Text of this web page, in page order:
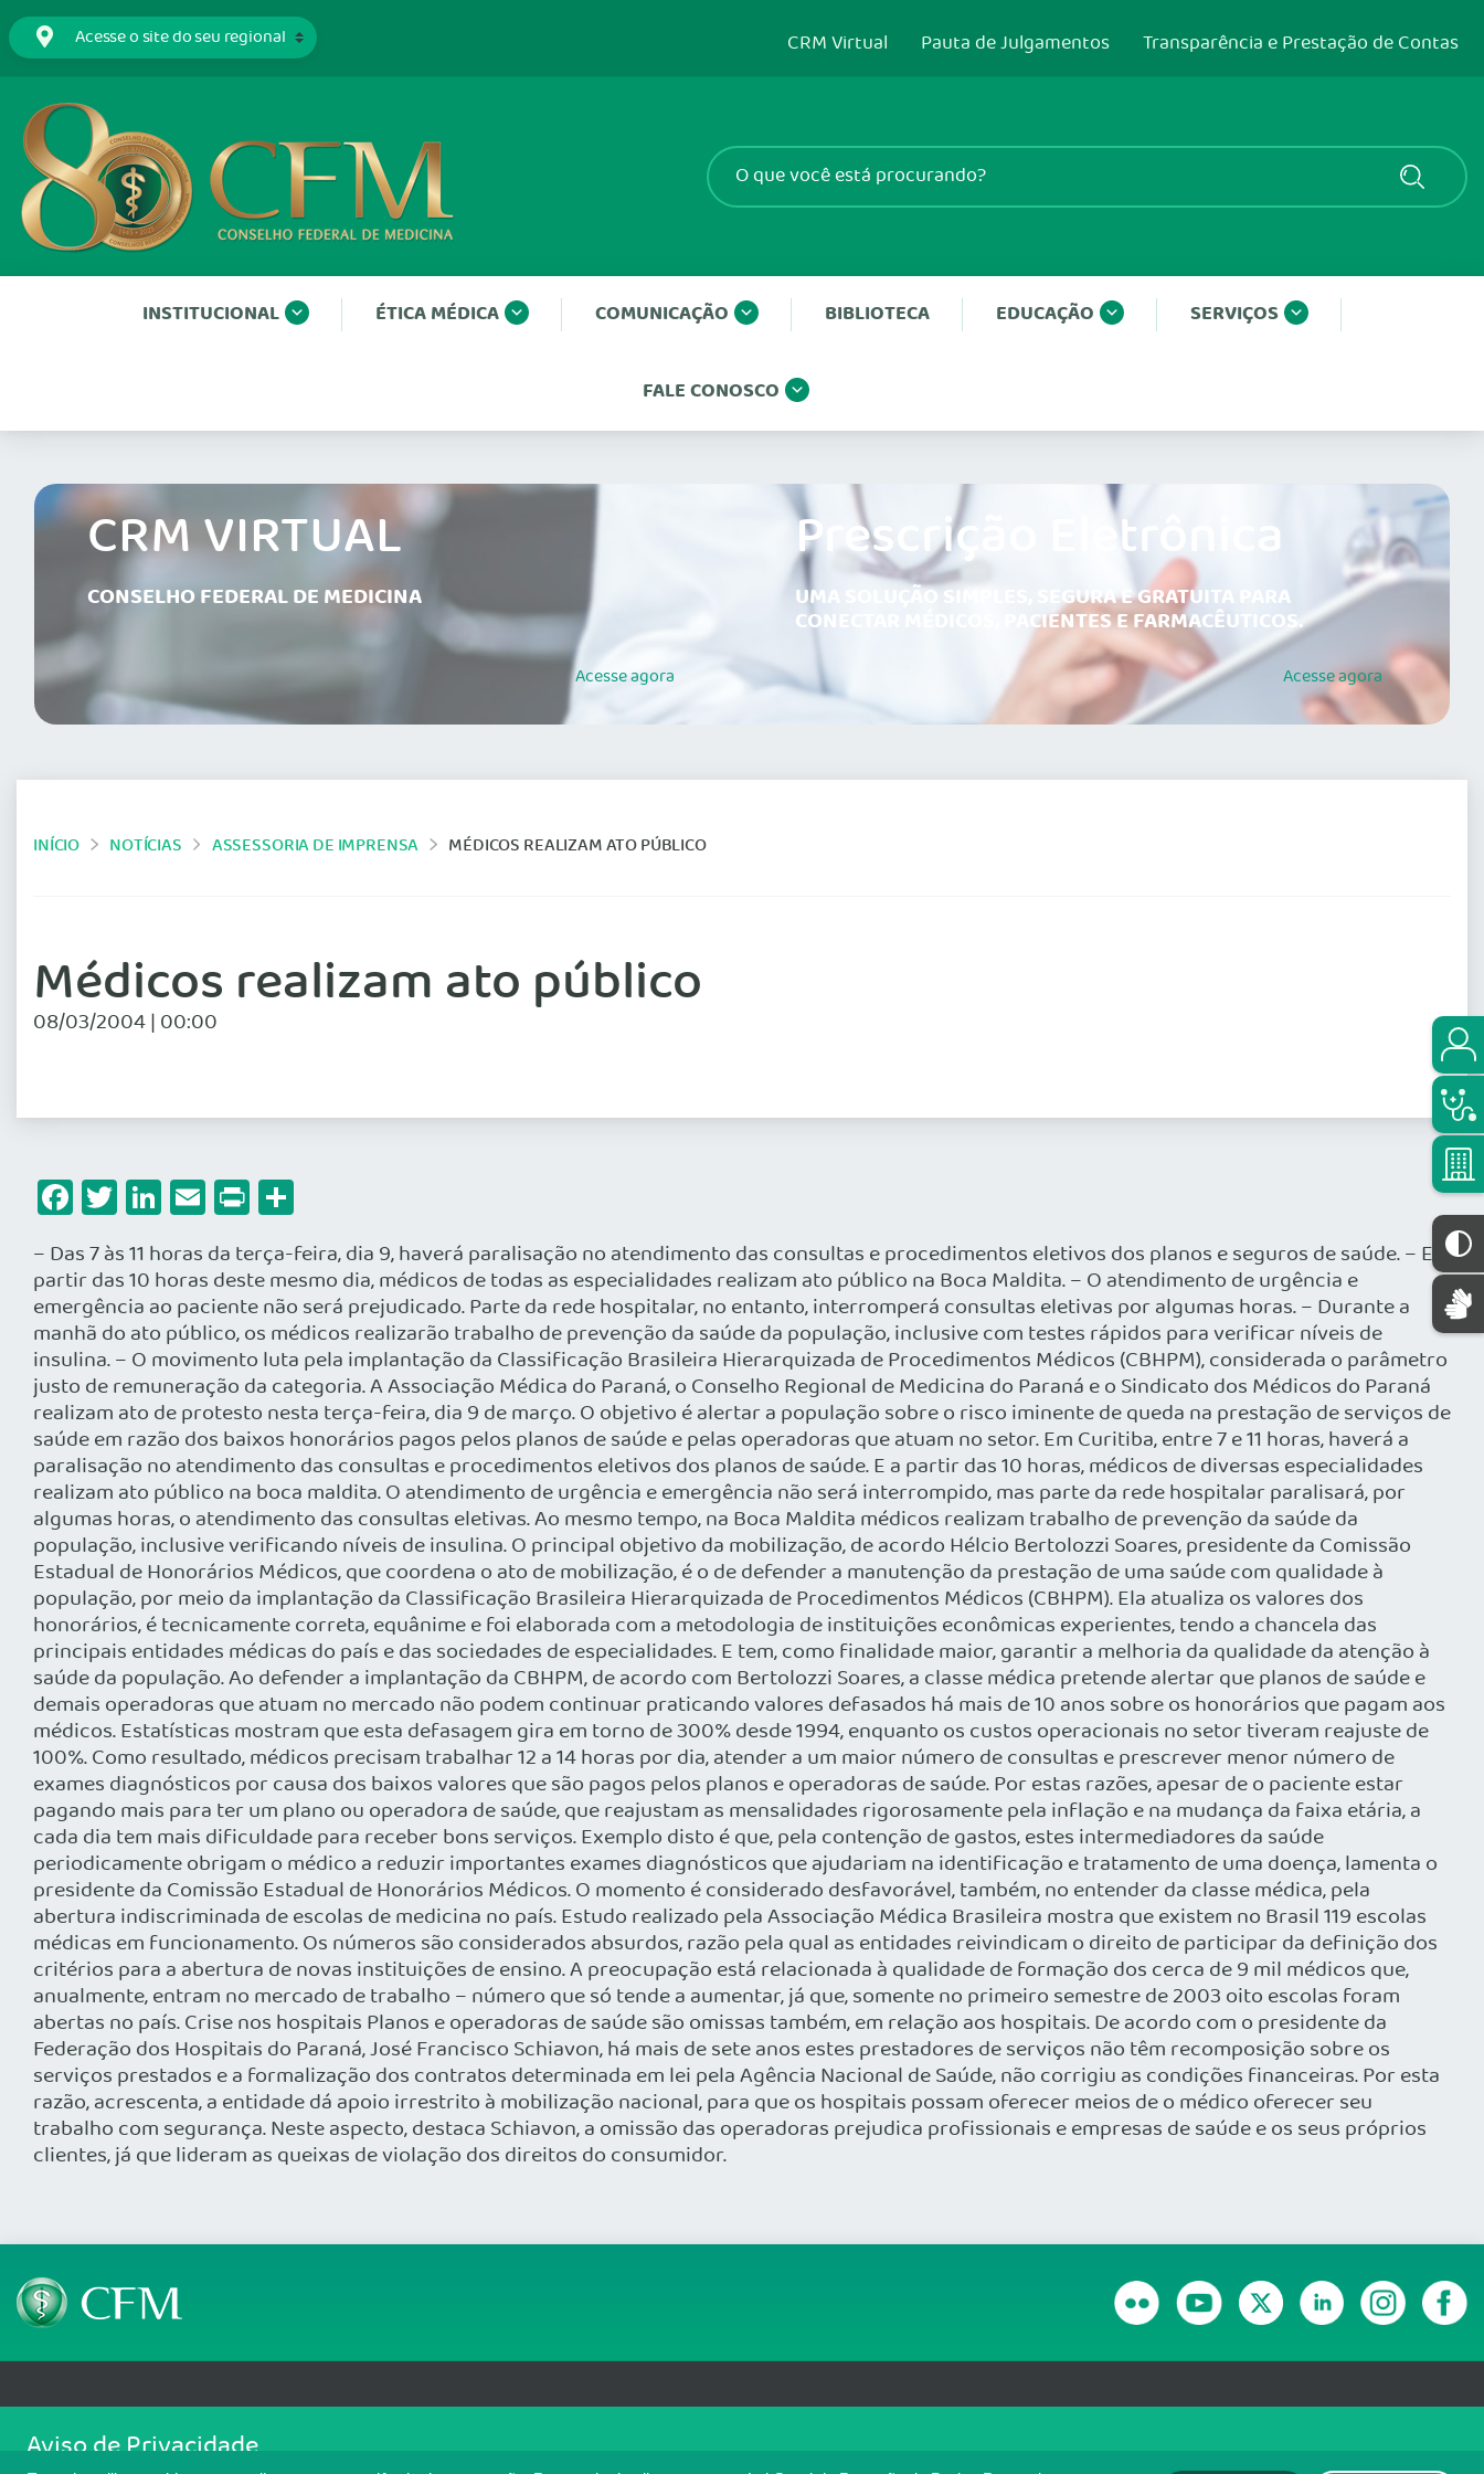
CRM Virtual Pauta de Julgamentos Transparência e Prestação de Contas
INSTITUCIONAL ÉTICA MÉDICA COMUNICAÇÃO BIBLIOTECA EDUCAÇÃO SERVIÇOS
FALE CONOSCO
CRM VIRTUAL
CONSELHO FEDERAL DE MEDICINA
Acesseagora
Prescrição Eletrônica
UMA SOLUÇÃO SIMPLES, SEGURA E GRATUITA PARA
CONECTAR MÉDICOS, PACIENTES E FARMACÊUTICOS.
Acesseagora
INÍCIO NOTÍCIAS ASSESSORIA DE IMPRENSA MÉDICOS REALIZAM ATO PÚBLICO
Médicos realizam ato público
08/03/2004 | 00:00
Facebook
Twitter
LinkedIn
Email
Print
– Das 7 às 11 horas da terça-feira, dia 9, haverá paralisação no atendimento das consultas e procedimentos eletivos dos planos e seguros de saúde. – E a
partir das 10 horas deste mesmo dia, médicos de todas as especialidades realizam ato público na Boca Maldita. – O atendimento de urgência e
emergência ao paciente não será prejudicado. Parte da rede hospitalar, no entanto, interromperá consultas eletivas por algumas horas. – Durante a
manhã do ato público, os médicos realizarão trabalho de prevenção da saúde da população, inclusive com testes rápidos para verificar níveis de
insulina. – O movimento luta pela implantação da Classificação Brasileira Hierarquizada de Procedimentos Médicos (CBHPM), considerada o parâmetro
justo de remuneração da categoria. A Associação Médica do Paraná, o Conselho Regional de Medicina do Paraná e o Sindicato dos Médicos do Paraná
realizam ato de protesto nesta terça-feira, dia 9 de março. O objetivo é alertar a população sobre o risco iminente de queda na prestação de serviços de
saúde em razão dos baixos honorários pagos pelos planos de saúde e pelas operadoras que atuam no setor. Em Curitiba, entre 7 e 11 horas, haverá a
paralisação no atendimento das consultas e procedimentos eletivos dos planos de saúde. E a partir das 10 horas, médicos de diversas especialidades
realizam ato público na boca maldita. O atendimento de urgência e emergência não será interrompido, mas parte da rede hospitalar paralisará, por
algumas horas, o atendimento das consultas eletivas. Ao mesmo tempo, na Boca Maldita médicos realizam trabalho de prevenção da saúde da
população, inclusive verificando níveis de insulina. O principal objetivo da mobilização, de acordo Hélcio Bertolozzi Soares, presidente da Comissão
Estadual de Honorários Médicos, que coordena o ato de mobilização, é o de defender a manutenção da prestação de uma saúde com qualidade à
população, por meio da implantação da Classificação Brasileira Hierarquizada de Procedimentos Médicos (CBHPM). Ela atualiza os valores dos
honorários, é tecnicamente correta, equânime e foi elaborada com a metodologia de instituições econômicas experientes, tendo a chancela das
principais entidades médicas do país e das sociedades de especialidades. E tem, como finalidade maior, garantir a melhoria da qualidade da atenção à
saúde da população. Ao defender a implantação da CBHPM, de acordo com Bertolozzi Soares, a classe médica pretende alertar que planos de saúde e
demais operadoras que atuam no mercado não podem continuar praticando valores defasados há mais de 10 anos sobre os honorários que pagam aos
médicos. Estatísticas mostram que esta defasagem gira em torno de 300% desde 1994, enquanto os custos operacionais no setor tiveram reajuste de
100%. Como resultado, médicos precisam trabalhar 12 a 14 horas por dia, atender a um maior número de consultas e prescrever menor número de
exames diagnósticos por causa dos baixos valores que são pagos pelos planos e operadoras de saúde. Por estas razões, apesar de o paciente estar
pagando mais para ter um plano ou operadora de saúde, que reajustam as mensalidades rigorosamente pela inflação e na mudança da faixa etária, a
cada dia tem mais dificuldade para receber bons serviços. Exemplo disto é que, pela contenção de gastos, estes intermediadores da saúde
periodicamente obrigam o médico a reduzir importantes exames diagnósticos que ajudariam na identificação e tratamento de uma doença, lamenta o
presidente da Comissão Estadual de Honorários Médicos. O momento é considerado desfavorável, também, no entender da classe médica, pela
abertura indiscriminada de escolas de medicina no país. Estudo realizado pela Associação Médica Brasileira mostra que existem no Brasil 119 escolas
médicas em funcionamento. Os números são considerados absurdos, razão pela qual as entidades reivindicam o direito de participar da definição dos
critérios para a abertura de novas instituições de ensino. A preocupação está relacionada à qualidade de formação dos cerca de 9 mil médicos que,
anualmente, entram no mercado de trabalho – número que só tende a aumentar, já que, somente no primeiro semestre de 2003 oito escolas foram
abertas no país. Crise nos hospitais Planos e operadoras de saúde são omissas também, em relação aos hospitais. De acordo com o presidente da
Federação dos Hospitais do Paraná, José Francisco Schiavon, há mais de sete anos estes prestadores de serviços não têm recomposição sobre os
serviços prestados e a formalização dos contratos determinada em lei pela Agência Nacional de Saúde, não corrigiu as condições financeiras. Por esta
razão, acrescenta, a entidade dá apoio irrestrito à mobilização nacional, para que os hospitais possam oferecer meios de o médico oferecer seu
trabalho com segurança. Neste aspecto, destaca Schiavon, a omissão das operadoras prejudica profissionais e empresas de saúde e os seus próprios
clientes, já que lideram as queixas de violação dos direitos do consumidor.
SGAS 616, Conjunto D, Lote 115, L2 Sul, Brasília/DF - CEP: 70200-760 - CNPJ: 33.583.550/0001-30
Aviso de Privacidade